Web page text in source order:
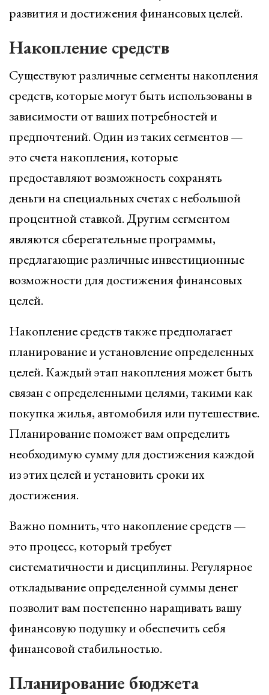
развития и достижения финансовых целей.
Накопление средств
Существуют различные сегменты накопления
средств, которые могут быть использованы в
зависимости от ваших потребностей и
предпочтений. Один из таких сегментов —
это счета накопления, которые
предоставляют возможность сохранять
деньги на специальных счетах с небольшой
процентной ставкой. Другим сегментом
являются сберегательные программы,
предлагающие различные инвестиционные
возможности для достижения финансовых
целей.
Накопление средств также предполагает
планирование и установление определенных
целей. Каждый этап накопления может быть
связан с определенными целями, такими как
покупка жилья, автомобиля или путешествие.
Планирование поможет вам определить
необходимую сумму для достижения каждой
из этих целей и установить сроки их
достижения.
Важно помнить, что накопление средств —
это процесс, который требует
систематичности и дисциплины. Регулярное
откладывание определенной суммы денег
позволит вам постепенно наращивать вашу
финансовую подушку и обеспечить себя
финансовой стабильностью.
Планирование бюджета